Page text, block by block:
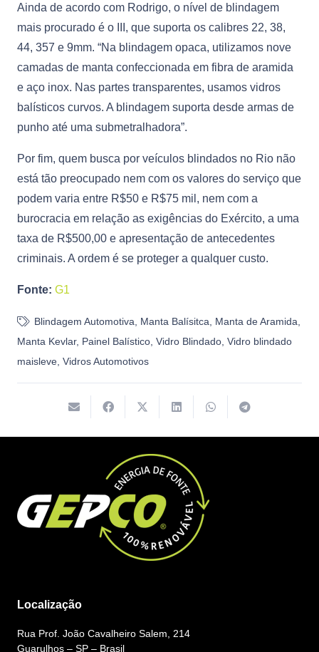
Ainda de acordo com Rodrigo, o nível de blindagem
mais procurado é o III, que suporta os calibres 22, 38,
44, 357 e 9mm. “Na blindagem opaca, utilizamos nove
camadas de manta confeccionada em fibra de aramida
e aço inox. Nas partes transparentes, usamos vidros
balísticos curvos. A blindagem suporta desde armas de
punho até uma submetralhadora”.
Por fim, quem busca por veículos blindados no Rio não
está tão preocupado nem com os valores do serviço que
podem varia entre R$50 e R$75 mil, nem com a
burocracia em relação as exigências do Exército, a uma
taxa de R$500,00 e apresentação de antecedentes
criminais. A ordem é se proteger a qualquer custo.
Fonte: G1
Blindagem Automotiva Manta Balísitca Manta de Aramida
Manta Kevlar, Painel Balístico Vidro Blindado Vidro blindado
maisleve Vidros Automotivos
Localização
Rua Prof. João Cavalheiro Salem, 214
Guarulhos – SP – Brasil